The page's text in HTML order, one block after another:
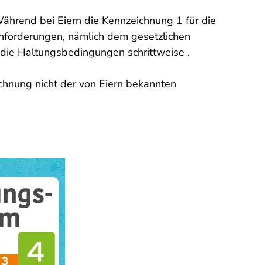
bei Eiern die Kennzeichnung 1 für die
nämlich dem gesetzlichen
Haltungsbedingungen schrittweise .
nicht der von Eiern bekannten